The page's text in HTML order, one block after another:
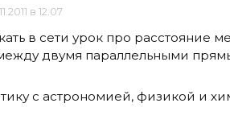
в 12:07
в сети урок про расстояние
двумя параллельными
с астрономией, физикой и